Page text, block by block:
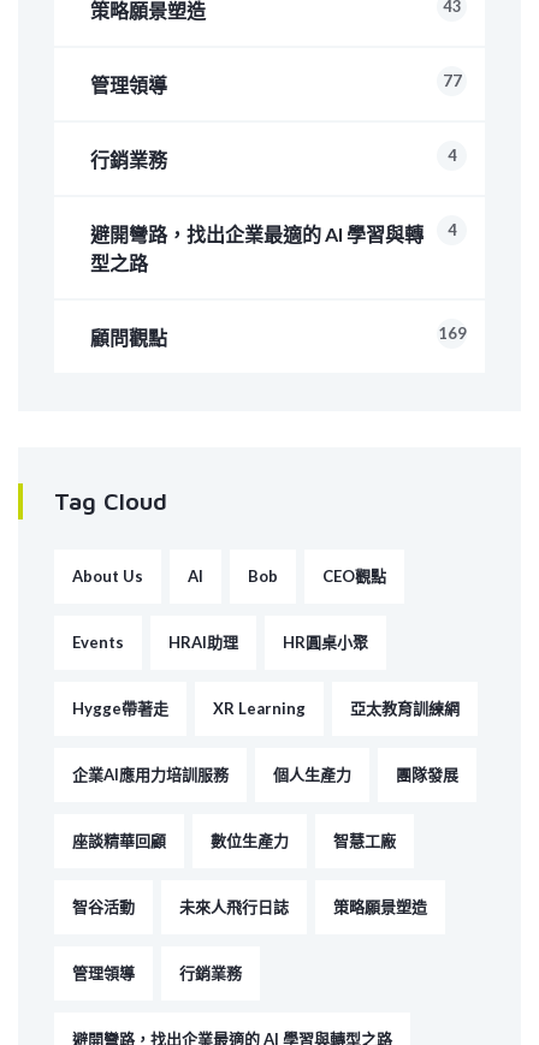
策略願景塑造 43
管理領導 77
行銷業務 4
避開彎路，找出企業最適的 AI 學習與轉
型之路
4
顧問觀點 169
Tag Cloud
About Us AI Bob CEO觀點
Events HRAI助理 HR圓桌小聚
Hygge帶著走 XR Learning 亞太教育訓練網
企業AI應用力培訓服務 個人生產力 團隊發展
座談精華回顧 數位生產力 智慧工廠
智谷活動 未來人飛行日誌 策略願景塑造
管理領導 行銷業務
避開彎路，找出企業最適的 AI 學習與轉型之路